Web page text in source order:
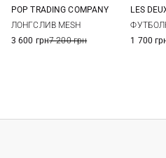
POP TRADING COMPANY
ЛОНГСЛИВ MESH
3 600 грн7 200 грн
LES
1 700